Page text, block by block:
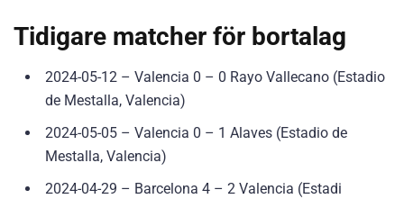
Tidigare matcher för bortalag
2024-05-12 – Valencia 0 – 0 Rayo Vallecano (Estadio
de Mestalla, Valencia)
2024-05-05 – Valencia 0 – 1 Alaves (Estadio de
Mestalla, Valencia)
2024-04-29 – Barcelona 4 – 2 Valencia (Estadi